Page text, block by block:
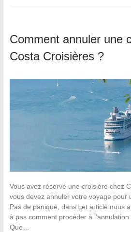
Comment annuler une
Costa Croisières ?
Vous avez réservé une croisière chez
vous devez annuler votre voyage pour
Pas de panique, dans cet article nous
à pas comment procéder à
Que…